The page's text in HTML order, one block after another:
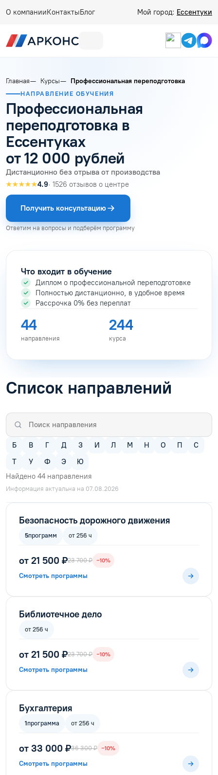
О компанииКонтактыБлог Мой город: Ессентуки
Главная Курсы Профессиональная переподготовка
НАПРАВЛЕНИЕ ОБУЧЕНИЯ
Профессиональная
переподготовка в
Ессентуках
от 12 000 рублей
Дистанционно без отрыва от производства
★★★★★4.9· 1526 отзывов о центре
Получить консультацию
Ответим на вопросы и подберём программу
Что входит в обучение
Диплом о профессиональной переподготовке
Полностью дистанционно, в удобное время
Рассрочка 0% без переплат
44
направления
244
курса
Список направлений
Б В Г Д З И Л М Н О П
С
Т
У Ф Э
Ю
Найдено 44 направления
Информация актуальна на 07.08.2026
Безопасность дорожного движения
5программ от 256 ч
от 21 500 ₽23 700 ₽ −10%
Смотреть программы
Библиотечное дело
от 256 ч
от 21 500 ₽23 700 ₽ −10%
Смотреть программы
Бухгалтерия
1программа от 256 ч
от 33 000 ₽36 300 ₽ −10%
Смотреть программы